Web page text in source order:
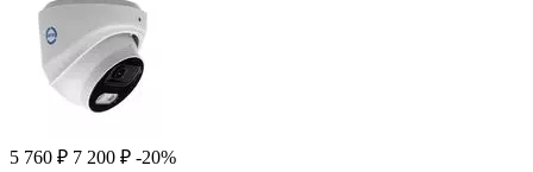
5 760 ₽ 7 200 ₽ -20%